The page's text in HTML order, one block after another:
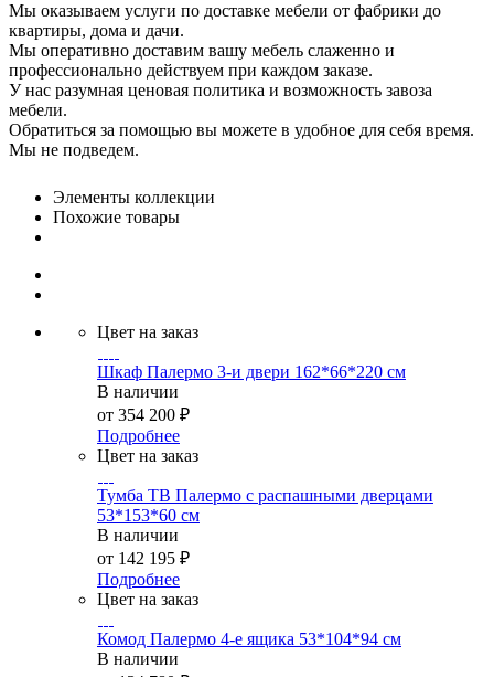
Мы оказываем услуги по доставке мебели от фабрики до
квартиры, дома и дачи.
Мы оперативно доставим вашу мебель слаженно и
профессионально действуем при каждом заказе.
У нас разумная ценовая политика и возможность завоза
мебели.
Обратиться за помощью вы можете в удобное для себя время.
Мы не подведем.
Элементы коллекции
Похожие товары
Цвет на заказ
Шкаф Палермо 3-и двери 162*66*220 см
В наличии
от 354 200 ₽
Подробнее
Цвет на заказ
Тумба ТВ Палермо с распашными дверцами
53*153*60 см
В наличии
от 142 195 ₽
Подробнее
Цвет на заказ
Комод Палермо 4-е ящика 53*104*94 см
В наличии